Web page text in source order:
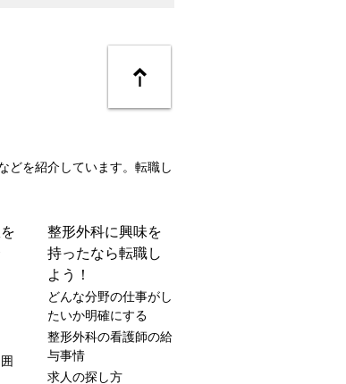
どを紹介しています。転職し
整形外科に興味を
持ったなら転職し
よう！
どんな分野の仕事がし
たいか明確にする
整形外科の看護師の給
与事情
求人の探し方